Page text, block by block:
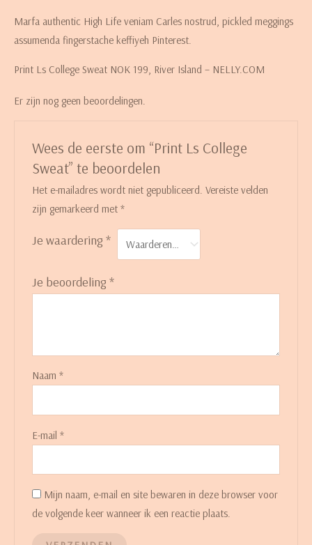
Marfa authentic High Life veniam Carles nostrud, pickled meggings
assumenda fingerstache keffiyeh Pinterest.
Print Ls College Sweat NOK 199, River Island – NELLY.COM
Er zijn nog geen beoordelingen.
Wees de eerste om “Print Ls College
Sweat” te beoordelen
Het e-mailadres wordt niet gepubliceerd. Vereiste velden
zijn gemarkeerd met*
Je waardering*
Je beoordeling*
Naam*
E-mail*
Mijn naam, e-mail en site bewaren in deze browser voor
de volgende keer wanneer ik een reactie plaats.